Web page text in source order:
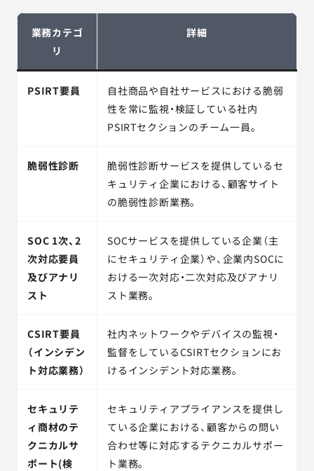
業務カテゴ
リ
詳細
PSIRT要員
自社商品や自社サービスにおける脆弱
性を常に監視・検証している社内
PSIRTセクションのチーム一員。
脆弱性診断
脆弱性診断サービスを提供しているセ
キュリティ企業における、顧客サイト
の脆弱性診断業務。
SOC 1次、2
次対応要員
及びアナリ
スト
SOCサービスを提供している企業（主
にセキュリティ企業）や、企業内SOCに
おける一次対応・二次対応及びアナリ
スト業務。
CSIRT要員
（インシデン
ト対応業務）
社内ネットワークやデバイスの監視・
監督をしているCSIRTセクションにお
けるインシデント対応業務。
セキュリテ
ィ商材のテ
クニカルサ
ポート(検
セキュリティアプライアンスを提供し
ている企業における、顧客からの問い
合わせ等に対応するテクニカルサポー
ト業務。